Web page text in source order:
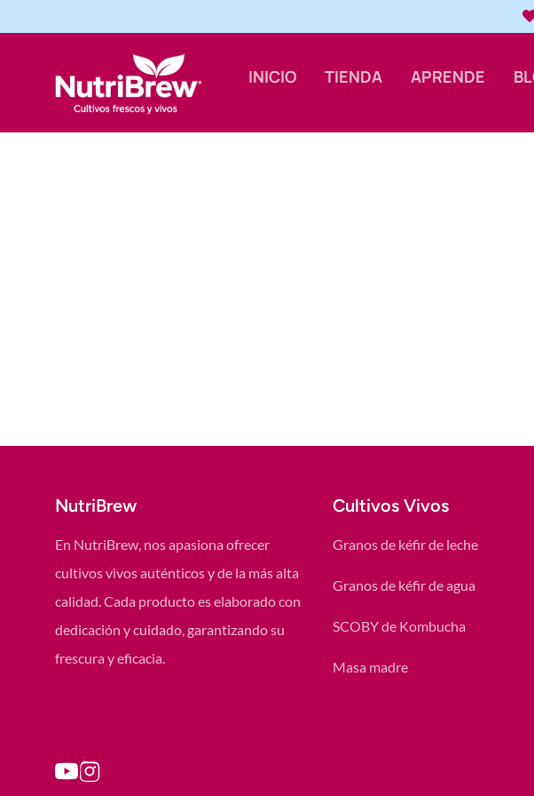
INICIO TIENDA APRENDE
NutriBrew
En NutriBrew, nos apasiona ofrecer
cultivos vivos auténticos y de la más alta
calidad. Cada producto es elaborado con
dedicación y cuidado, garantizando su
frescura y eficacia.
Cultivos Vivos
Granos de kéfir de leche
Granos de kéfir de agua
SCOBY de Kombucha
Masa madre